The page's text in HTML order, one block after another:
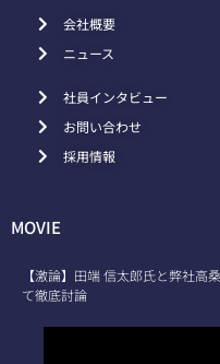
会社概要
ニュース
社員インタビュー
お問い合わせ
採用情報
MOVIE
【激論】田端 信太郎氏と弊社高
て徹底討論